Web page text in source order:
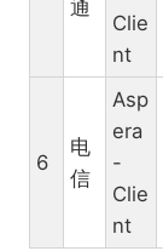
通
Clie
nt
6
电
信
Asp
era
-
Clie
nt